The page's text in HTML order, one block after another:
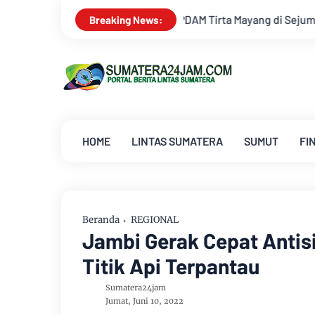
Breaking News:
di Sejumlah Wilayah Terganggu Dua Lagu Karya
HOME LINTAS SUMATERA SUMUT
Beranda REGIONAL
Jambi Gerak Cepat
Titik Api Terpantau
Sumatera24jam
Jumat, Juni 10, 2022